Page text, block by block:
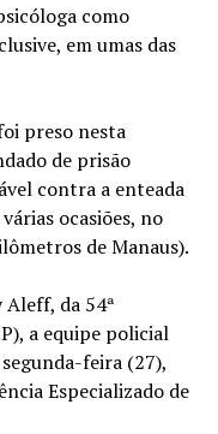
como
em umas das
preso nesta
de prisão
contra a enteada
ocasiões, no
de Manaus).
Aleff, da 54ª
a equipe policial
feira (27),
Especializado de